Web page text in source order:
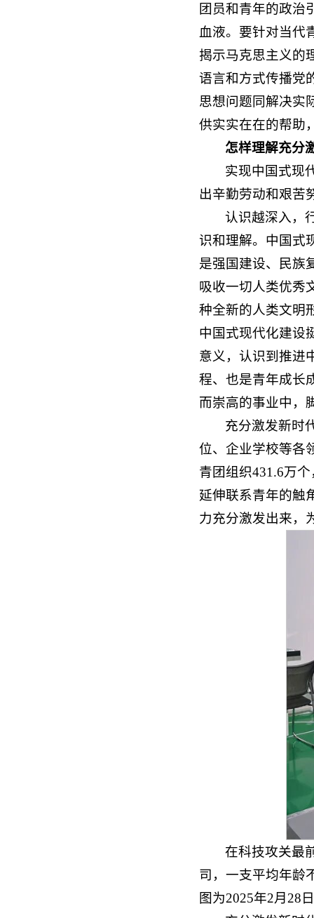
团员和青年的政治
血液。要针对当代
揭示马克思主义的
语言和方式传播党
思想问题同解决实
供实实在在的帮助
怎样理解充分
实现中国式现
出辛勤劳动和艰苦
认识越深入，
识和理解。中国式
是强国建设、民族
吸收一切人类优秀
种全新的人类文明
中国式现代化建设
意义，认识到推进
程、也是青年成长
而崇高的事业中，
充分激发新时
位、企业学校等各
青团组织431.6万
延伸联系青年的触
力充分激发出来，
在科技攻关最
司，一支平均年龄
图为2025年2月28